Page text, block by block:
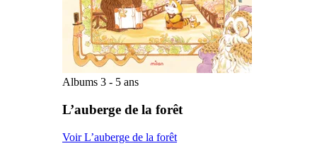
Albums 3 - 5 ans
L’auberge de la forêt
Voir L’auberge de la forêt